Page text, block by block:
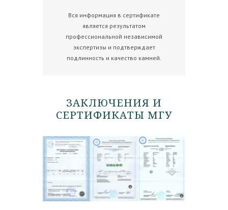
Вся информация в сертификате
является результатом
профессиональной независимой
экспертизы и подтверждает
подлинность и качество камней.
ЗАКЛЮЧЕНИЯ И
СЕРТИФИКАТЫ МГУ